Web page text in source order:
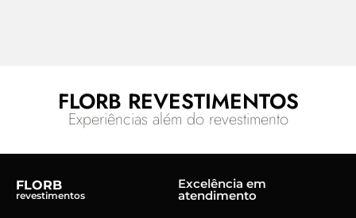
FLORB REVESTIMENTOS
Experiências além do revestimento
FLORB
revestimentos
Excelência em
atendimento